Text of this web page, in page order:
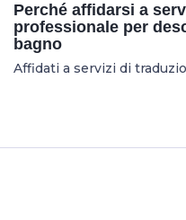
Perché affidarsi a
professionale per
bagno
Affidati a servizi di